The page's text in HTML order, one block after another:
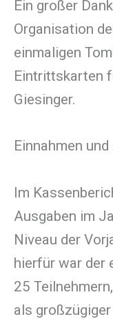
Ein großer
Organisation
einmaligen
Eintrittskarten
Giesinger.
Einnahmen
Im
Ausgaben im
Niveau der
hierfür war der
25
als